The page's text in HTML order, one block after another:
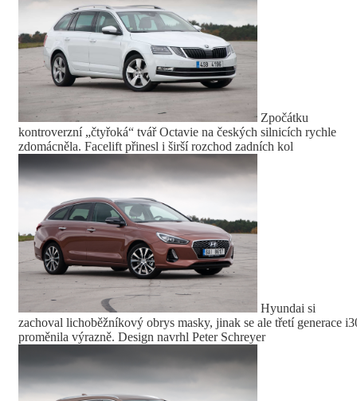
Zpočátku
kontroverzní „čtyřoká“ tvář Octavie na českých silnicích rychle
zdomácněla. Facelift přinesl i širší rozchod zadních kol
Hyundai si
zachoval lichoběžníkový obrys masky, jinak se ale třetí generace
proměnila výrazně. Design navrhl Peter Schreyer